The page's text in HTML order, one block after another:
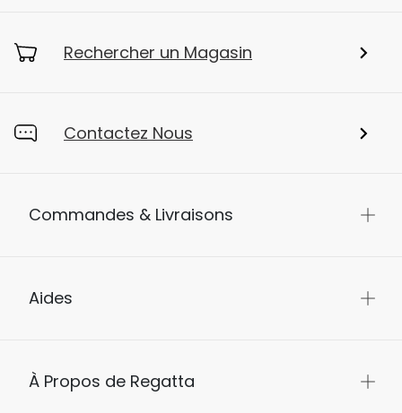
Rechercher un Magasin
Contactez Nous
Commandes & Livraisons
Aides
À Propos de Regatta